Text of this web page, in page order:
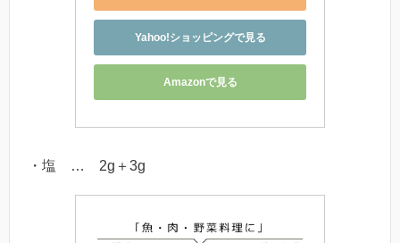
Yahoo!ショッピングで見る
Amazonで見る
・塩 … 2g＋3g